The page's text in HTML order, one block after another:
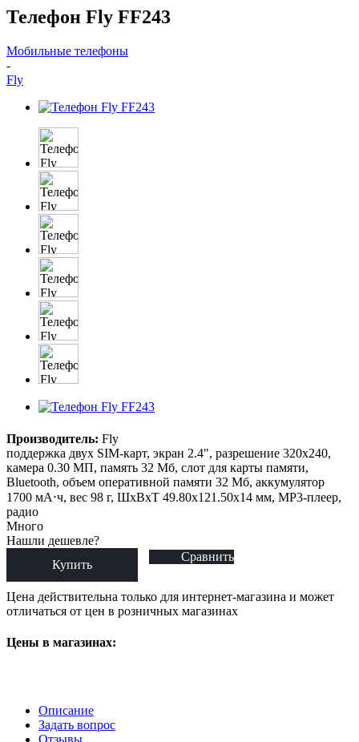
Телефон Fly FF243
Мобильные телефоны
-
Fly
Производитель: Fly
поддержка двух SIM-карт, экран 2.4", разрешение 320x240,
камера 0.30 МП, память 32 Мб, слот для карты памяти,
Bluetooth, объем оперативной памяти 32 Мб, аккумулятор
1700 мА⋅ч, вес 98 г, ШxВxТ 49.80x121.50x14 мм, MP3-плеер,
радио
Много
Нашли дешевле?
Купить
Сравнить
Цена действительна только для интернет-магазина и может
отличаться от цен в розничных магазинах
Цены в магазинах:
Описание
Задать вопрос